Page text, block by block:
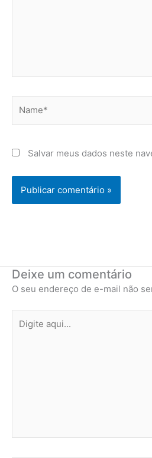
Salvar meus dados neste
Deixe um comentário
O seu endereço de e-mail não
aqui...